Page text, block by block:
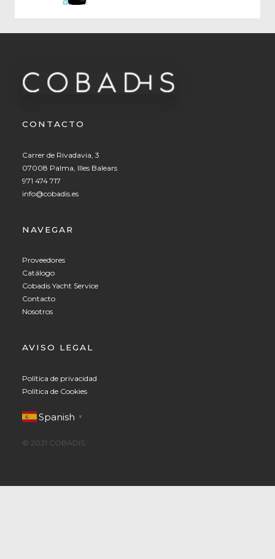
CONTACTO
Carrer de Rivadavia, 3
07008 Palma, Illes Balears
971 474 717
info@cobadis.es
NAVEGAR
Proveedores
Catálogo
Cobadis Yacht Service
Contacto
Nosotros
AVISO LEGAL
Política de privacidad
Política de Cookies
Spanish ▼
© 2021 COBADIS